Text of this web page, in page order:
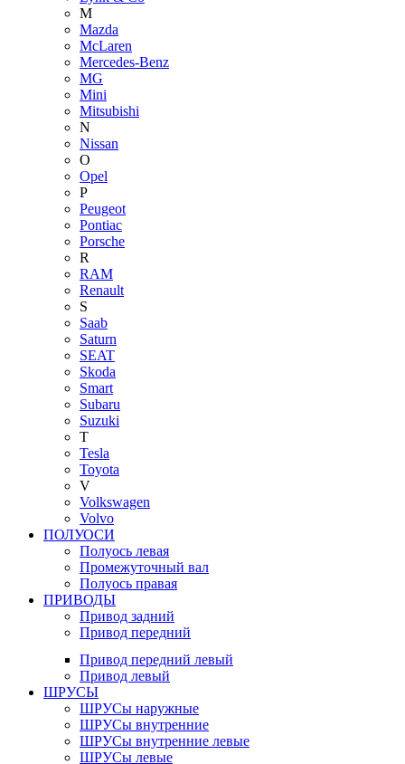
M
Mazda
McLaren
Mercedes-Benz
MG
Mini
Mitsubishi
N
Nissan
O
Opel
P
Peugeot
Pontiac
Porsche
R
RAM
Renault
S
Saab
Saturn
SEAT
Skoda
Smart
Subaru
Suzuki
T
Tesla
Toyota
V
Volkswagen
Volvo
ПОЛУОСИ
Полуось левая
Промежуточный вал
Полуось правая
ПРИВОДЫ
Привод задний
Привод передний
Привод передний левый
Привод левый
ШРУСЫ
ШРУСы наружные
ШРУСы внутренние
ШРУСы внутренние левые
ШРУСы левые